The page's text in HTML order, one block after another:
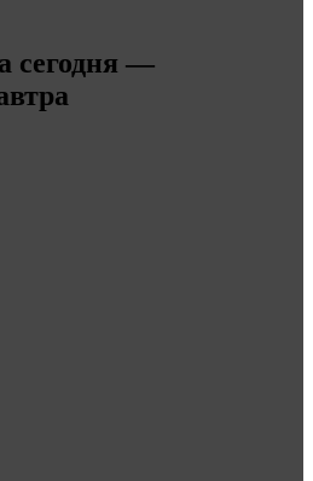
сегодня —